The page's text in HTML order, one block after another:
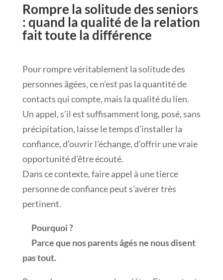
Rompre la solitude des seniors
: quand la qualité de la relation
fait toute la différence
Pour rompre véritablement la solitude des
personnes âgées, ce n’est pas la quantité de
contacts qui compte, mais la qualité du lien.
Un appel, s’il est suffisamment long, posé, sans
précipitation, laisse le temps d’installer la
confiance, d’ouvrir l’échange, d’offrir une vraie
opportunité d’être écouté.
Dans ce contexte, faire appel à une tierce
personne de confiance peut s’avérer très
pertinent.
Pourquoi ?
Parce que nos parents âgés ne nous disent
pas tout.